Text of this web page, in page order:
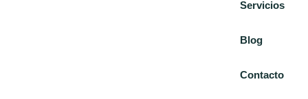
Servicios
Blog
Contacto